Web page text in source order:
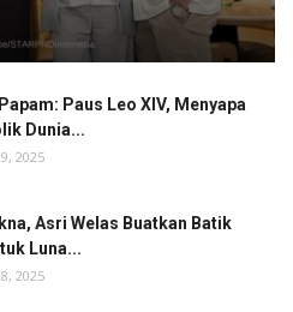
Paus Leo XIV, Menyapa
Dunia...
2025
Asri Welas Buatkan Batik
Luna...
2025